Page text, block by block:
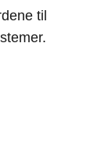
til